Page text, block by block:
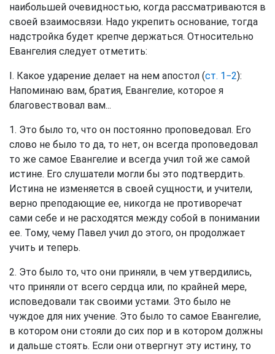
наибольшей очевидностью, когда рассматриваются в
своей взаимосвязи. Надо укрепить основание, тогда
надстройка будет крепче держаться. Относительно
Евангелия следует отметить:
I. Какое ударение делает на нем апостол (ст. 1−2):
Напоминаю вам, братия, Евангелие, которое я
благовествовал вам...
1. Это было то, что он постоянно проповедовал. Его
слово не было то да, то нет, он всегда проповедовал
то же самое Евангелие и всегда учил той же самой
истине. Его слушатели могли бы это подтвердить.
Истина не изменяется в своей сущности, и учители,
верно преподающие ее, никогда не противоречат
сами себе и не расходятся между собой в понимании
ее. Тому, чему Павел учил до этого, он продолжает
учить и теперь.
2. Это было то, что они приняли, в чем утвердились,
что приняли от всего сердца или, по крайней мере,
исповедовали так своими устами. Это было не
чуждое для них учение. Это было то самое Евангелие,
в котором они стояли до сих пор и в котором должны
и дальше стоять. Если они отвергнут эту истину, то